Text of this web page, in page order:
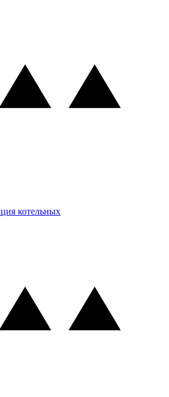
котельных